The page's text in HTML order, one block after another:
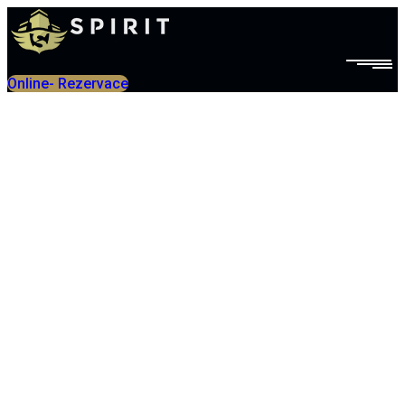
Online- Rezervace